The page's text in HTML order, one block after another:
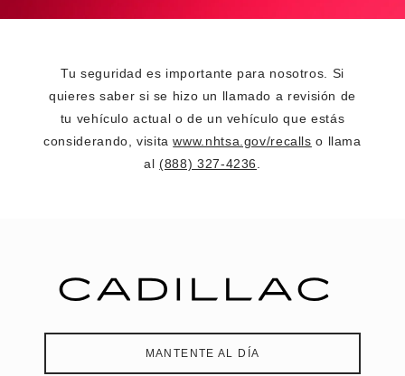
Tu seguridad es importante para nosotros. Si
quieres saber si se hizo un llamado a revisión de
tu vehículo actual o de un vehículo que estás
considerando, visitawww.nhtsa.gov/recalls o llama
al (888) 327-4236.